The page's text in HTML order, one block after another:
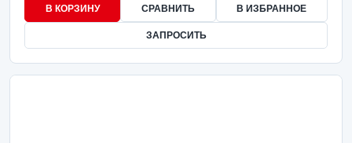
В КОРЗИНУ СРАВНИТЬ В ИЗБРАННОЕ
ЗАПРОСИТЬ